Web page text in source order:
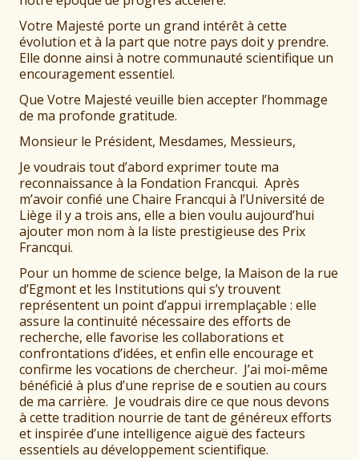
Votre Majesté porte un grand intérêt à cette
évolution et à la part que notre pays doit y prendre.
Elle donne ainsi à notre communauté scientifique un
encouragement essentiel.
Que Votre Majesté veuille bien accepter l’hommage
de ma profonde gratitude.
Monsieur le Président, Mesdames, Messieurs,
Je voudrais tout d’abord exprimer toute ma
reconnaissance à la Fondation Francqui. Après
m’avoir confié une Chaire Francqui à l’Université de
Liège il y a trois ans, elle a bien voulu aujourd’hui
ajouter mon nom à la liste prestigieuse des Prix
Francqui.
Pour un homme de science belge, la Maison de la rue
d’Egmont et les Institutions qui s’y trouvent
représentent un point d’appui irremplaçable : elle
assure la continuité nécessaire des efforts de
recherche, elle favorise les collaborations et
confrontations d’idées, et enfin elle encourage et
confirme les vocations de chercheur. J’ai moi-même
bénéficié à plus d’une reprise de e soutien au cours
de ma carrière. Je voudrais dire ce que nous devons
à cette tradition nourrie de tant de généreux efforts
et inspirée d’une intelligence aiguë des facteurs
essentiels au développement scientifique.